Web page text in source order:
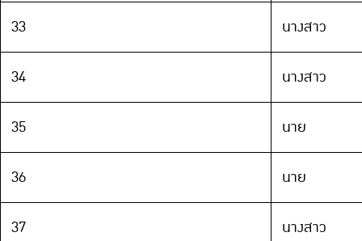
33
นางสาว
34
นางสาว
35
นาย
36
นาย
37
นางสาว